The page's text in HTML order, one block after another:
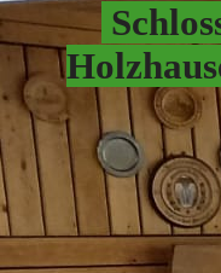
Hol